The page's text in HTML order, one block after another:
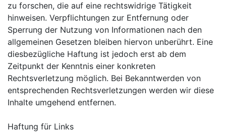
zu forschen, die auf eine rechtswidrige Tätigkeit
hinweisen. Verpflichtungen zur Entfernung oder
Sperrung der Nutzung von Informationen nach den
allgemeinen Gesetzen bleiben hiervon unberührt. Eine
diesbezügliche Haftung ist jedoch erst ab dem
Zeitpunkt der Kenntnis einer konkreten
Rechtsverletzung möglich. Bei Bekanntwerden von
entsprechenden Rechtsverletzungen werden wir diese
Inhalte umgehend entfernen.
Haftung für Links